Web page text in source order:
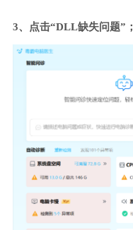
3、点击“DLL缺失问题”；